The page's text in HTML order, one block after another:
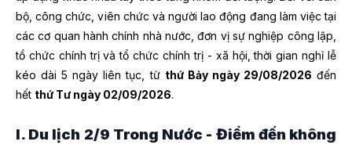
bộ, công chức, viên chức và người lao động đang làm việc tại
các cơ quan hành chính nhà nước, đơn vị sự nghiệp công lập,
tổ chức chính trị và tổ chức chính trị - xã hội, thời gian nghỉ lễ
kéo dài 5 ngày liên tục, từ thứ Bảy ngày 29/08/2026 đến
hết thứ Tư ngày 02/09/2026.
I. Du lịch 2/9 Trong Nước - Điểm đến không